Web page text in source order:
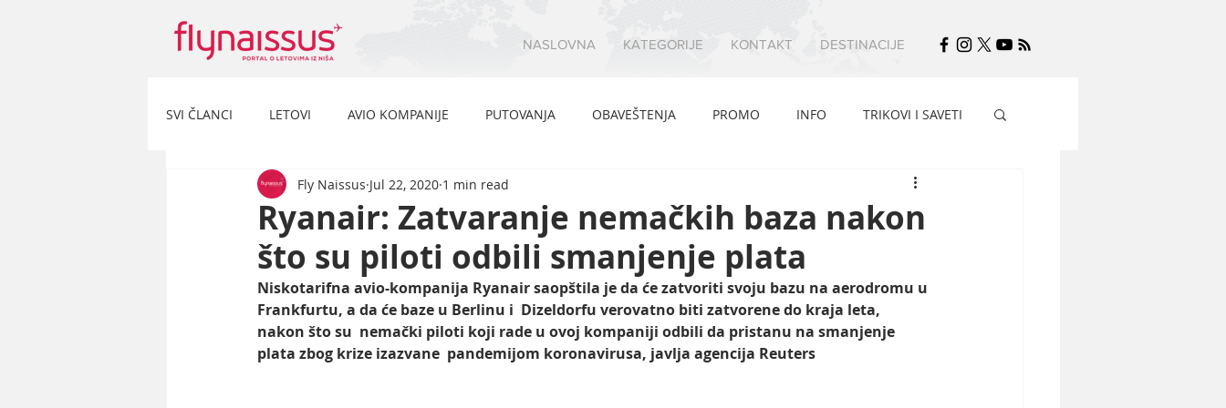
NASLOVNA KATEGORIJE KONTAKT DESTINACIJE
SVI ČLANCI LETOVI AVIO KOMPANIJE PUTOVANJA OBAVEŠTENJA PROMO INFO TRIKOVI I SAVETI
Ryanair: Zatvaranje nemačkih baza nakon
što su piloti odbili smanjenje plata
Fly Naissus Jul 22, 2020 1 min read
Niskotarifna avio-kompanija Ryanair saopštila je da će zatvoriti svoju bazu na aerodromu u
Frankfurtu, a da će baze u Berlinu i  Dizeldorfu verovatno biti zatvorene do kraja leta,
nakon što su  nemački piloti koji rade u ovoj kompaniji odbili da pristanu na smanjenje
plata zbog krize izazvane  pandemijom koronavirusa, javlja agencija Reuters